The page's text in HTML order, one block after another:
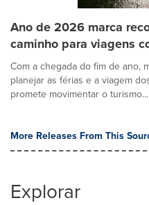
Ano de 2026 marca
caminho para viagens
Com a chegada do fim de ano,
planejar as férias e a viagem
promete movimentar o turismo...
More Releases From This
Explorar